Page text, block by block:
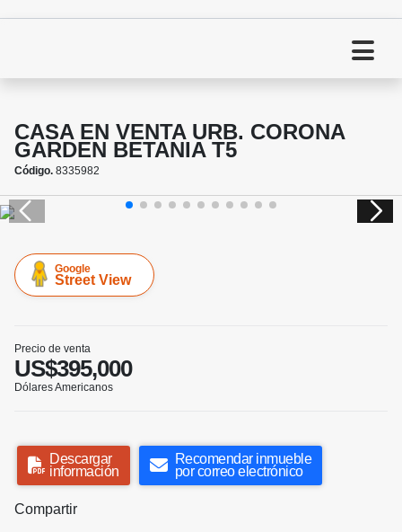
CASA EN VENTA URB. CORONA
GARDEN BETANIA T5
Código. 8335982
Google
Street View
Precio de venta
US$395,000
Dólares Americanos
Descargar
información
Recomendar inmueble
por correo electrónico
Compartir